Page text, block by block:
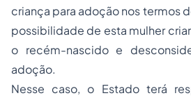
criança para adoção nos termos
possibilidade de esta mulher
o recém-nascido e
adoção.
Nesse caso, o Estado terá